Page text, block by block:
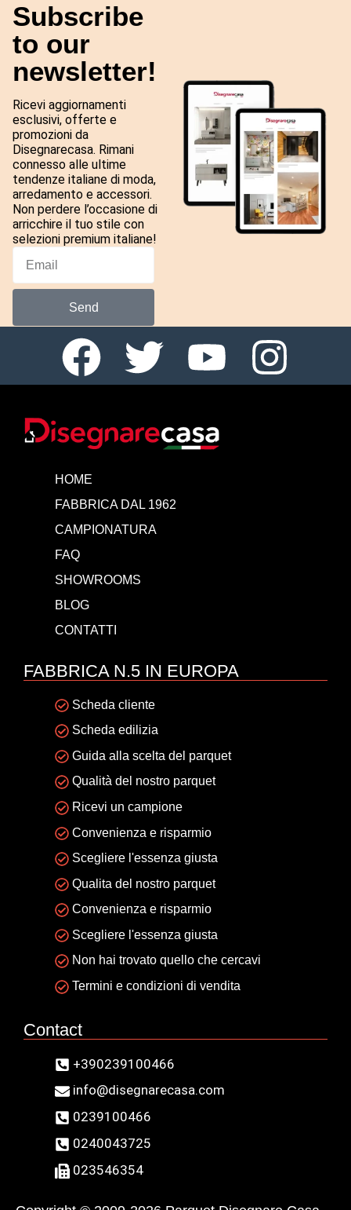
Subscribe
to our
newsletter!
Ricevi aggiornamenti
esclusivi, offerte e
promozioni da
Disegnarecasa. Rimani
connesso alle ultime
tendenze italiane di moda,
arredamento e accessori.
Non perdere l’occasione di
arricchire il tuo stile con
selezioni premium italiane!
Send
HOME
FABBRICA DAL 1962
CAMPIONATURA
FAQ
SHOWROOMS
BLOG
CONTATTI
FABBRICA N.5 IN EUROPA
Scheda cliente
Scheda edilizia
Guida alla scelta del parquet
Qualità del nostro parquet
Ricevi un campione
Convenienza e risparmio
Scegliere l'essenza giusta
Qualita del nostro parquet
Convenienza e risparmio
Scegliere l'essenza giusta
Non hai trovato quello che cercavi
Termini e condizioni di vendita
Contact
+390239100466
info@disegnarecasa.com
0239100466
0240043725
023546354